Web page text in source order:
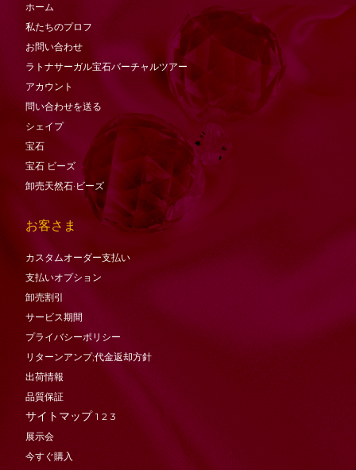
ホーム
私たちのプロフ
お問い合わせ
ラトナサーガル宝石バーチャ​​ルツアー
アカウント
問い合わせを送る
シェイプ
宝石
宝石 ビーズ
卸売天然石·ビーズ
お客さま
カスタムオーダー支払い
支払いオプション
卸売割引
サービス期間
プライバシーポリシー
リターンアンプ;代金返却方針
出荷情報
品質保証
サイトマップ 1 2 3
展示会
今すぐ購入